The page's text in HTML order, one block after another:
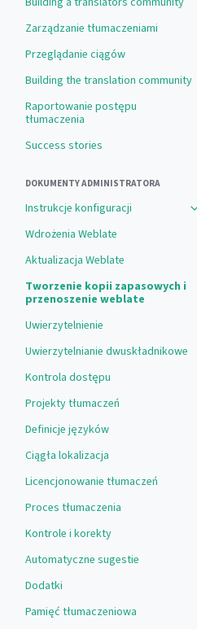
Zarządzanie tłumaczeniami
Przeglądanie ciągów
Building the translation community
Raportowanie postępu
tłumaczenia
Success stories
DOKUMENTY ADMINISTRATORA
Instrukcje konfiguracji
Wdrożenia Weblate
Aktualizacja Weblate
Tworzenie kopii zapasowych i
przenoszenie weblate
Uwierzytelnienie
Uwierzytelnianie dwuskładnikowe
Kontrola dostępu
Projekty tłumaczeń
Definicje języków
Ciągła lokalizacja
Licencjonowanie tłumaczeń
Proces tłumaczenia
Kontrole i korekty
Automatyczne sugestie
Dodatki
Pamięć tłumaczeniowa